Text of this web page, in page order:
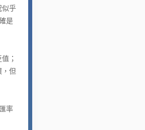
乎
是
；
，但
率